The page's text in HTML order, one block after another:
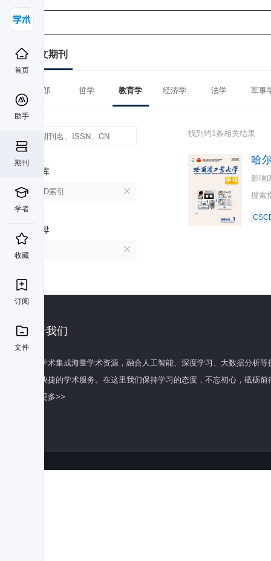
首页
助手
期刊
学者
收藏
订阅
文件
中文期刊
全部 哲学 教育学 经济学 法学 军事
数据库
CSCD索引
首字母
找到约1条相关结果
哈
影响
搜索
关于我们
百度学术集成海量学术资源，融合人工智能、深度学习、大数据分析
全面快捷的学术服务。在这里我们保持学习的态度，不忘初心，砥砺前
了解更多>>